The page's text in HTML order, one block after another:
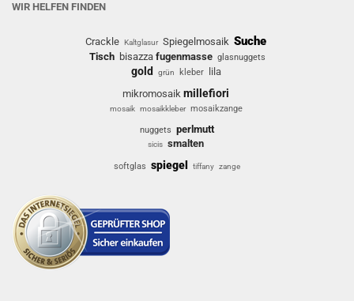
WIR HELFEN FINDEN
Crackle Kaltglasur Spiegelmosaik Suche
Tisch bisazza fugenmasse glasnuggets
gold grün kleber
lila
mikromosaik millefiori
mosaik mosaikkleber mosaikzange
nuggets perlmutt
sicis smalten
softglas spiegel tiffany zange